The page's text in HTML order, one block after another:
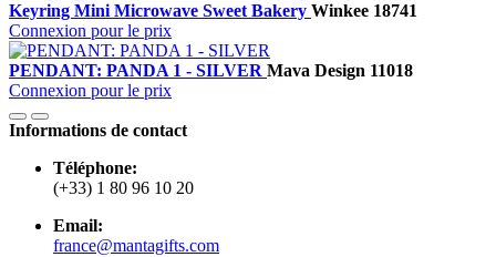
Keyring Mini Microwave Sweet Bakery Winkee 18741
Connexion pour le prix
PENDANT: PANDA 1 - SILVER Mava Design 11018
Connexion pour le prix
Informations de contact
Téléphone:
(+33) 1 80 96 10 20
Email:
france@mantagifts.com